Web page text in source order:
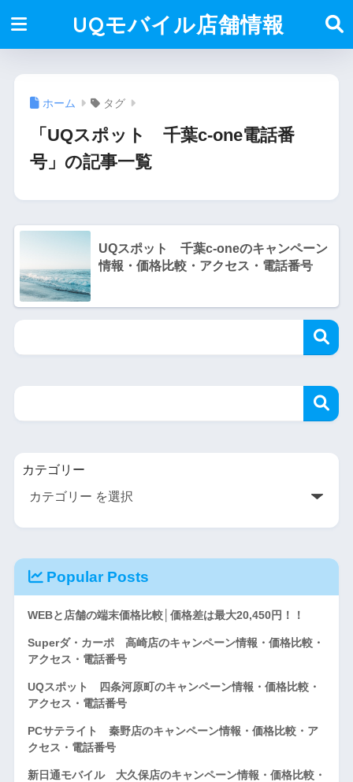
UQモバイル店舗情報
ホーム タグ
「UQスポット 千葉c-one電話番
号」の記事一覧
UQスポット 千葉c-oneのキャンペーン
情報・価格比較・アクセス・電話番号
カテゴリー
Popular Posts
WEBと店舗の端末価格比較│価格差は最大20,450円！！
Superダ・カーポ 高崎店のキャンペーン情報・価格比較・
アクセス・電話番号
UQスポット 四条河原町のキャンペーン情報・価格比較・
アクセス・電話番号
PCサテライト 秦野店のキャンペーン情報・価格比較・ア
クセス・電話番号
新日通モバイル 大久保店のキャンペーン情報・価格比較・